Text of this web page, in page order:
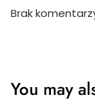
Brak
You may